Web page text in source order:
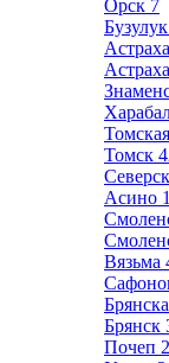
Орск 7
Бузулук
Томск
Северск
Асино 1
Вязьма
Брянск
Почеп 2